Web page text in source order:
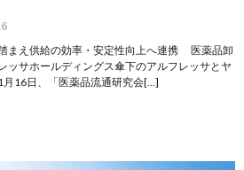
まえ供給の効率・安定性向上へ連携 医薬品卸
ッサホールディングス傘下のアルフレッサとヤ
月16日、「医薬品流通研究会[…]